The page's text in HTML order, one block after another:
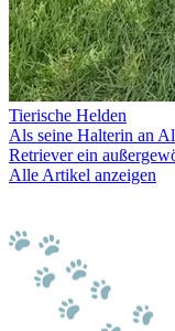
Tierische Helden
Als seine Halterin an
Retriever ein
Alle Artikel anzeigen